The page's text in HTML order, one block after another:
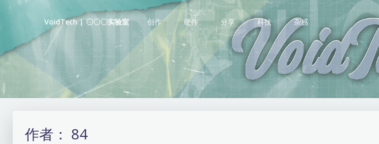
VoidTech | 〇〇〇实验室 创作 硬件 分享 科技 杂感
作者： 84